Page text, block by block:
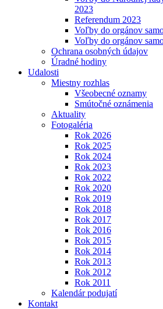
2023
Referendum 2023
Voľby do orgánov
Voľby do orgánov
Ochrana osobných údajov
Úradné hodiny
Udalosti
Miestny rozhlas
Všeobecné oznamy
Smútočné oznámenia
Aktuality
Fotogaléria
Rok 2026
Rok 2025
Rok 2024
Rok 2023
Rok 2022
Rok 2020
Rok 2019
Rok 2018
Rok 2017
Rok 2016
Rok 2015
Rok 2014
Rok 2013
Rok 2012
Rok 2011
Kalendár podujatí
Kontakt